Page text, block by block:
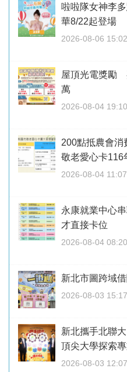
啦啦隊女神李
華8/22起登場
2026-08-06 15:02
屋頂光電獎勵
萬
2026-08-04 19:10
200點抵農會
敬老愛心卡116
2026-08-04 11:07
永康就業中心
才直接卡位
2026-08-04 08:20
新北市圖跨域
2026-08-03 15:17
新北攜手北聯
頂尖大學探索
2026-08-03 12:07